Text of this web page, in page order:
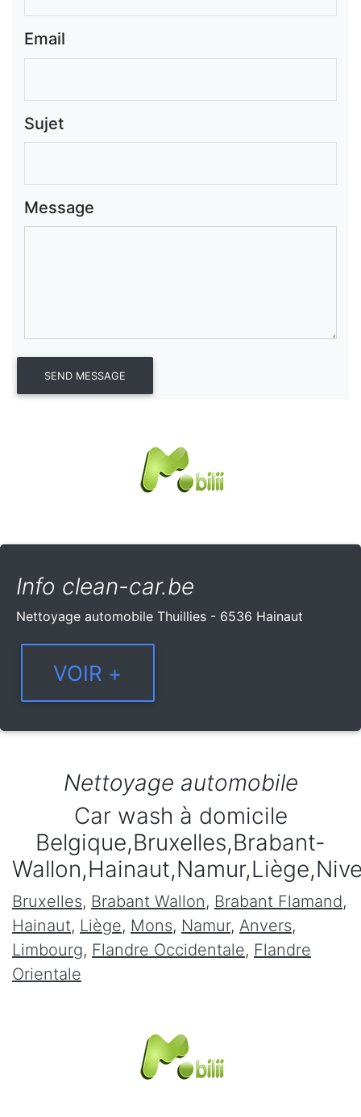
Email
Sujet
Message
Info clean-car.be
Nettoyage automobile Thuillies - 6536 Hainaut
Nettoyage automobile
Car wash à domicile
Belgique,Bruxelles,Brabant-
Bruxelles, Brabant Wallon, Brabant Flamand,
Hainaut, Liège, Mons, Namur, Anvers,
Limbourg, Flandre Occidentale, Flandre
Orientale